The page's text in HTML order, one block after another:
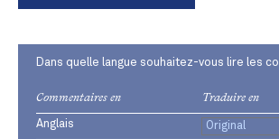
Dans quelle langue souhaitez-vous lire les
Commentaires en Traduire en
Anglais